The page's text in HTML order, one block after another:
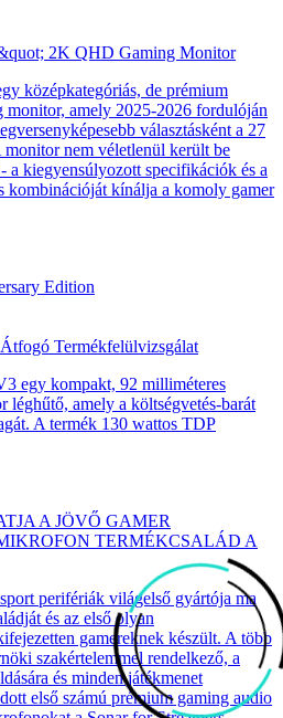
2K QHD Gaming Monitor
középkategóriás, de prémium
amely 2025-2026 fordulóján
választásként a 27
nem véletlenül került be
a kiegyensúlyozott specifikációk és a
kombinációját kínálja a komoly gamer
Edition
Termékfelülvizsgálat
egy kompakt, 92 milliméteres
léghűtő, amely a költségvetés-barát
A termék 130 wattos TDP
A JÖVŐ GAMER
TERMÉKCSALÁD A
perifériák világelső gyártója ma
és az első olyan
gamereknek készült. A több
szakértelemmel rendelkező, a
és minden játékmenet
első számú prémium gaming audio